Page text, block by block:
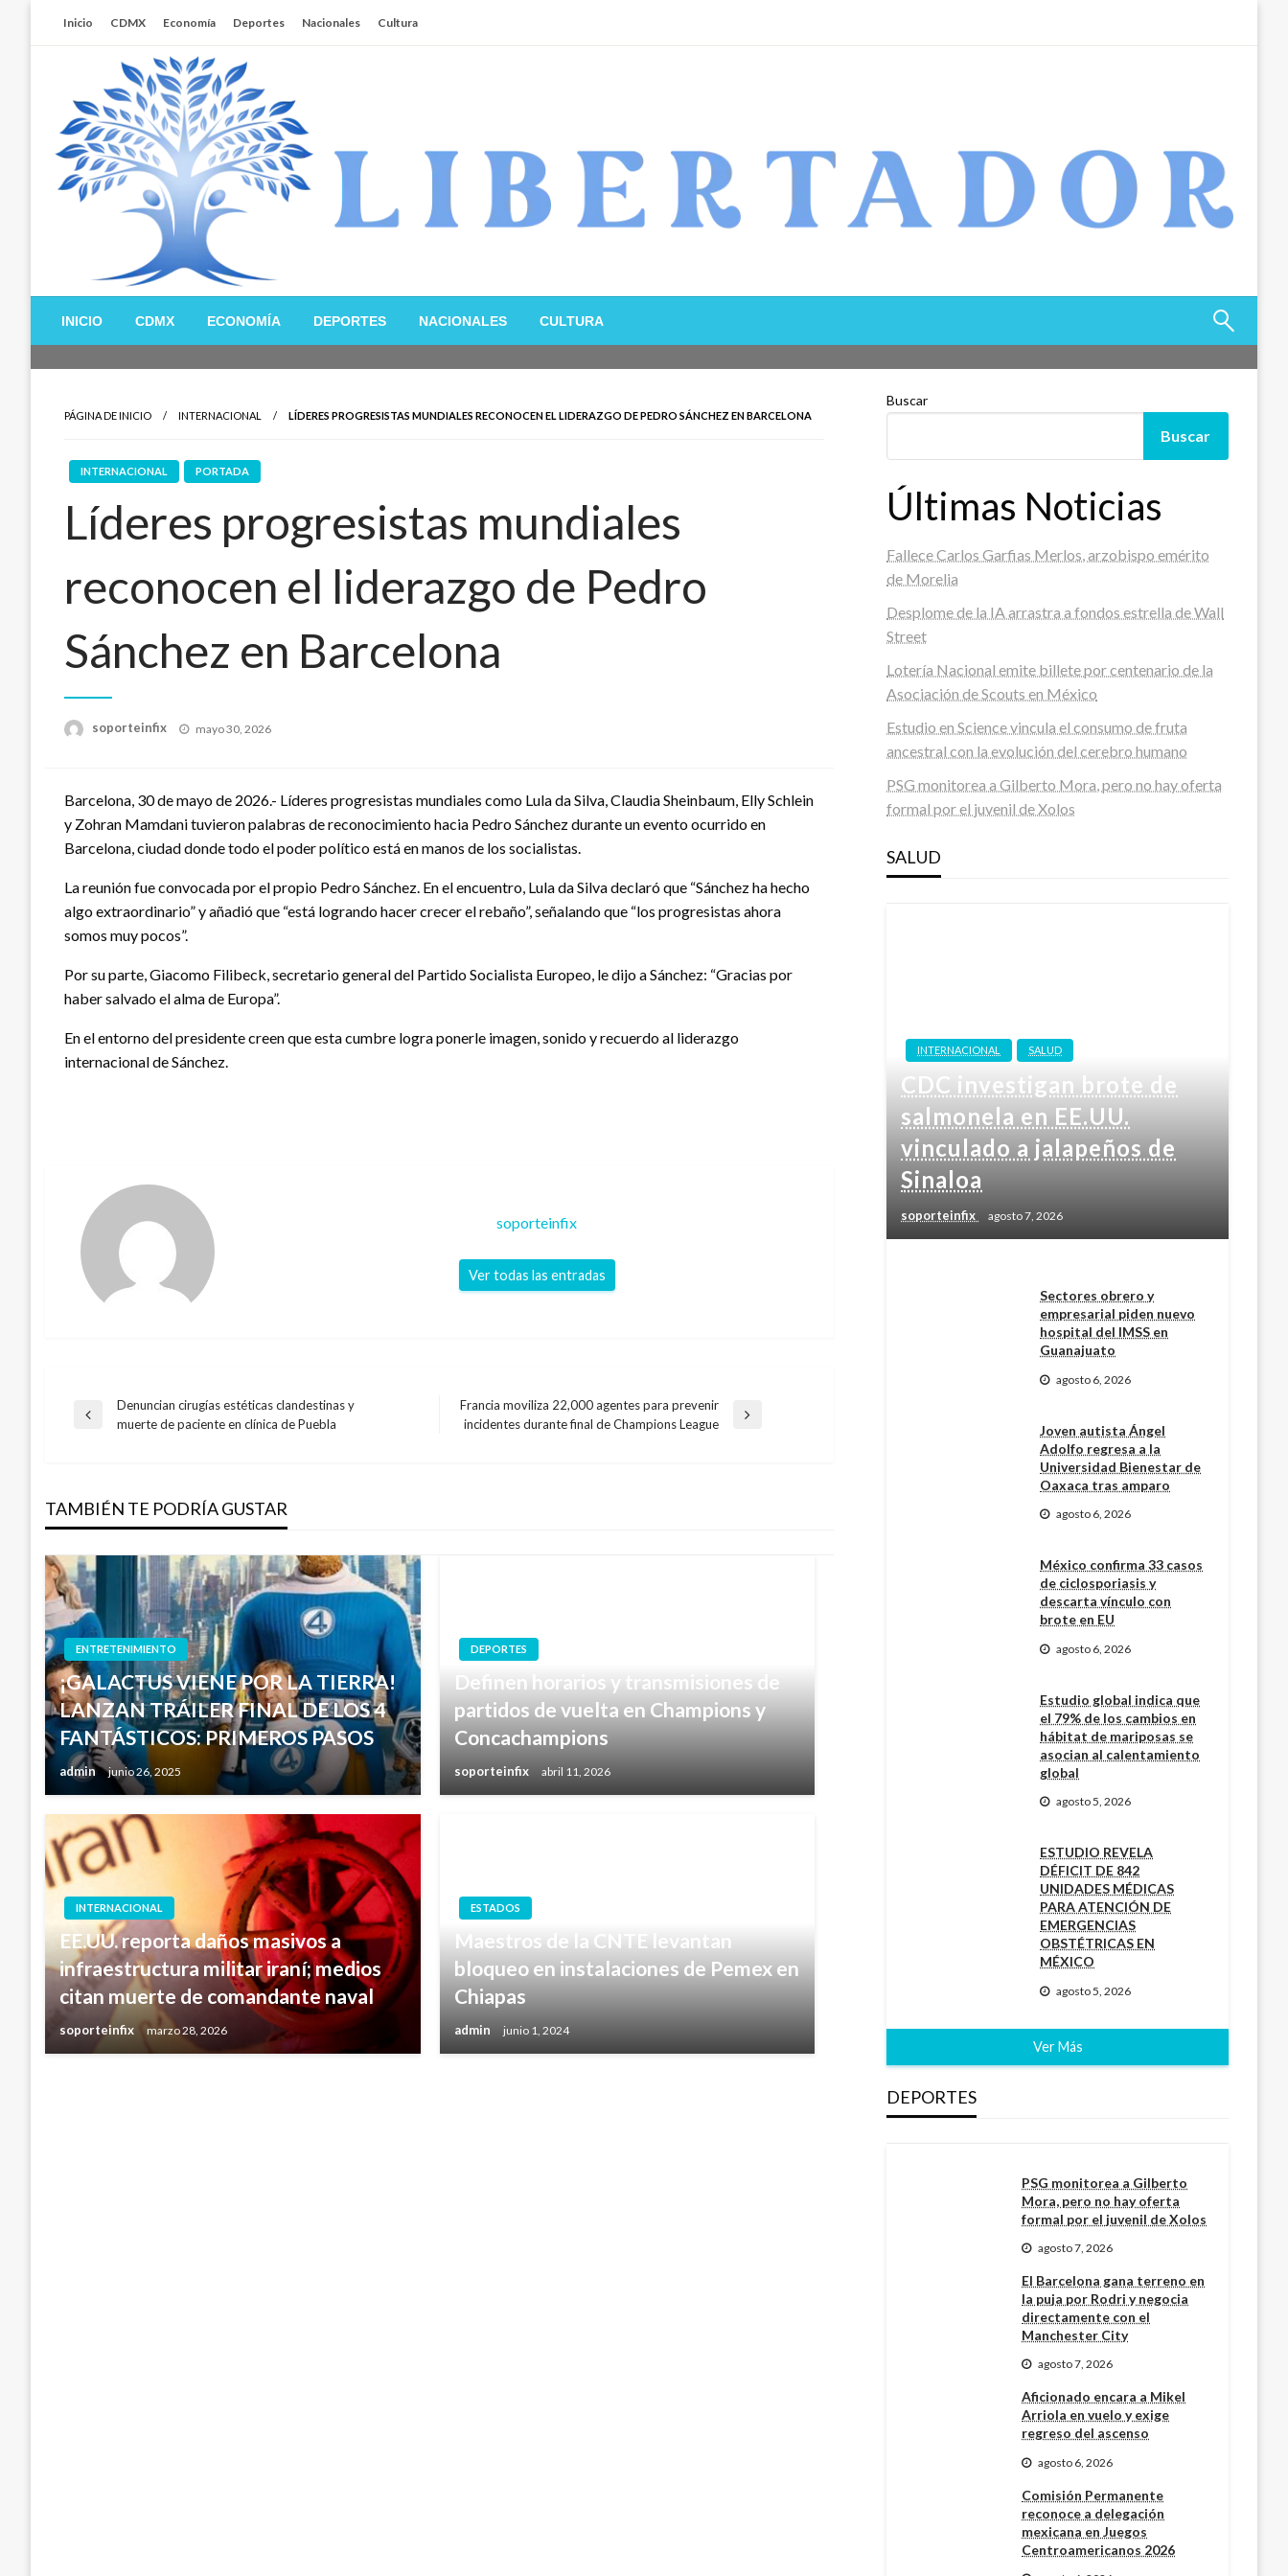
Inicio CDMX Economía Deportes Nacionales Cultura
Libertador MX
INICIO CDMX ECONOMÍA DEPORTES NACIONALES CULTURA
PÁGINA DE INICIO INTERNACIONAL LÍDERES PROGRESISTAS MUNDIALES RECONOCEN EL LIDERAZGO DE PEDRO SÁNCHEZ EN BARCELONA
INTERNACIONAL PORTADA
Líderes progresistas mundiales
reconocen el liderazgo de Pedro
Sánchez en Barcelona
soporteinfix
Publicado
mayo 30, 2026
Barcelona, 30 de mayo de 2026.- Líderes progresistas mundiales como Lula da Silva, Claudia Sheinbaum, Elly Schlein
y Zohran Mamdani tuvieron palabras de reconocimiento hacia Pedro Sánchez durante un evento ocurrido en
Barcelona, ciudad donde todo el poder político está en manos de los socialistas.
La reunión fue convocada por el propio Pedro Sánchez. En el encuentro, Lula da Silva declaró que “Sánchez ha hecho
algo extraordinario” y añadió que “está logrando hacer crecer el rebaño”, señalando que “los progresistas ahora
somos muy pocos”.
Por su parte, Giacomo Filibeck, secretario general del Partido Socialista Europeo, le dijo a Sánchez: “Gracias por
haber salvado el alma de Europa”.
En el entorno del presidente creen que esta cumbre logra ponerle imagen, sonido y recuerdo al liderazgo
internacional de Sánchez.
soporteinfix
Ver todas las entradas
Navegación
entradas
Entrada
Denuncian cirugías estéticas clandestinas y
muerte de paciente en clínica de Puebla
Entrada
Francia moviliza 22,000 agentes para prevenir
incidentes durante final de Champions League
TAMBIÉN TE PODRÍA GUSTAR
ENTRETENIMIENTO
¡GALACTUS VIENE POR LA TIERRA!
LANZAN TRÁILER FINAL DE LOS 4
FANTÁSTICOS: PRIMEROS PASOS
admin junio 26, 2025
DEPORTES
Definen horarios y transmisiones de
partidos de vuelta en Champions y
Concachampions
soporteinfix abril 11, 2026
INTERNACIONAL
EE.UU. reporta daños masivos a
infraestructura militar iraní; medios
citan muerte de comandante naval
soporteinfix marzo 28, 2026
ESTADOS
Maestros de la CNTE levantan
bloqueo en instalaciones de Pemex en
Chiapas
admin junio 1, 2024
Buscar
Buscar
Últimas Noticias
Fallece Carlos Garfias Merlos, arzobispo emérito
de Morelia
Desplome de la IA arrastra a fondos estrella de Wall
Street
Lotería Nacional emite billete por centenario de la
Asociación de Scouts en México
Estudio en Science vincula el consumo de fruta
ancestral con la evolución del cerebro humano
PSG monitorea a Gilberto Mora, pero no hay oferta
formal por el juvenil de Xolos
SALUD
INTERNACIONAL SALUD
CDC investigan brote de
salmonela en EE.UU.
vinculado a jalapeños de
Sinaloa
soporteinfix agosto 7, 2026
Sectores obrero y
empresarial piden nuevo
hospital del IMSS en
Guanajuato
agosto 6, 2026
Joven autista Ángel
Adolfo regresa a la
Universidad Bienestar de
Oaxaca tras amparo
agosto 6, 2026
México confirma 33 casos
de ciclosporiasis y
descarta vínculo con
brote en EU
agosto 6, 2026
Estudio global indica que
el 79% de los cambios en
hábitat de mariposas se
asocian al calentamiento
global
agosto 5, 2026
ESTUDIO REVELA
DÉFICIT DE 842
UNIDADES MÉDICAS
PARA ATENCIÓN DE
EMERGENCIAS
OBSTÉTRICAS EN
MÉXICO
agosto 5, 2026
Ver Más
DEPORTES
PSG monitorea a Gilberto
Mora, pero no hay oferta
formal por el juvenil de Xolos
agosto 7, 2026
El Barcelona gana terreno en
la puja por Rodri y negocia
directamente con el
Manchester City
agosto 7, 2026
Aficionado encara a Mikel
Arriola en vuelo y exige
regreso del ascenso
agosto 6, 2026
Comisión Permanente
reconoce a delegación
mexicana en Juegos
Centroamericanos 2026